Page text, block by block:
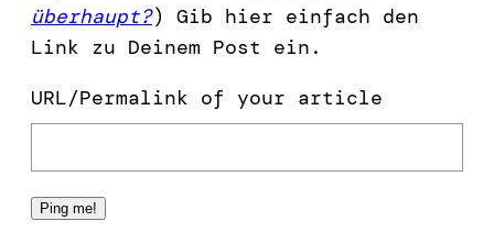
überhaupt?) Gib hier einfach den
Link zu Deinem Post ein.
URL/Permalink of your article